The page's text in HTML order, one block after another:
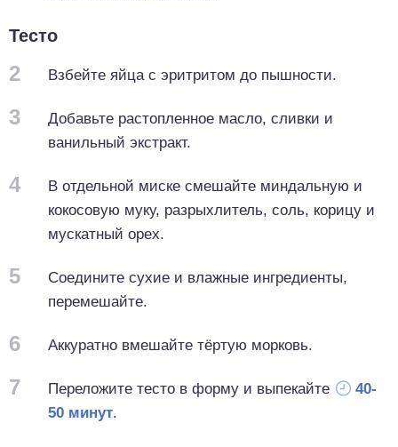
Тесто
2 Взбейте яйца с эритритом до пышности.
3
Добавьте растопленное масло, сливки и
ванильный экстракт.
4
В отдельной миске смешайте миндальную и
кокосовую муку, разрыхлитель, соль, корицу и
мускатный орех.
5
Соедините сухие и влажные ингредиенты,
перемешайте.
6 Аккуратно вмешайте тёртую морковь.
7 Переложите тесто в форму и выпекайте
40-
50 минут.